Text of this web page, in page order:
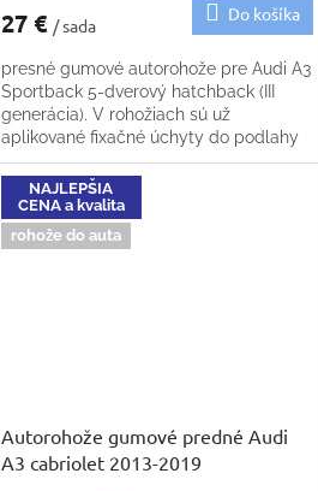
27 € / sada
Do košíka
presné gumové autorohože pre Audi A3
Sportback 5-dverový hatchback (III
generácia). V rohožiach sú už
aplikované fixačné úchyty do podlahy
NAJLEPŠIA
CENA a kvalita
rohože do auta
Autorohože gumové predné Audi
A3 cabriolet 2013-2019